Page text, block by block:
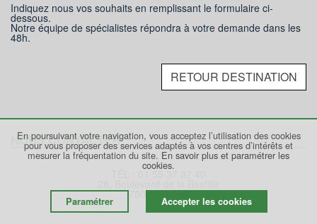
Indiquez nous vos souhaits en remplissant le formulaire ci-
dessous.
Notre équipe de spécialistes répondra à votre demande dans les
48h.
RETOUR DESTINATION
NOUS CONTACTER
75012 PARIS
En poursuivant votre navigation, vous acceptez l’utilisation des cookies
pour vous proposer des services adaptés à vos centres d’intérêts et
mesurer la fréquentation du site. En savoir plus et paramétrer les
cookies.
Paramétrer Accepter les cookies